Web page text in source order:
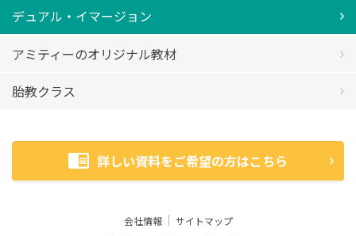
デュアル・イマージョン
アミティーのオリジナル教材
胎教クラス
詳しい資料をご希望の方はこちら
会社情報
サイトマップ